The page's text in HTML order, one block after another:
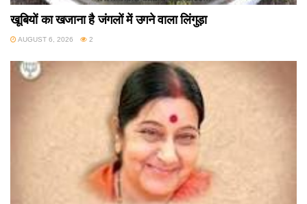
खूबियों का खजाना है जंगलों में उगने वाला लिंगुड़ा
AUGUST 6, 2026 2